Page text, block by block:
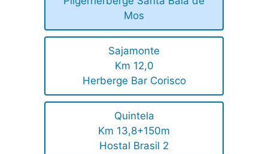
Mos
Sajamonte
Km 12,0
Herberge Bar Corisco
Quintela
Km 13,8+150m
Hostal Brasil 2